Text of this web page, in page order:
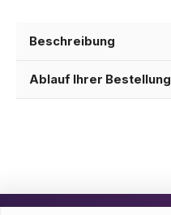
Beschreibung
Ablauf Ihrer Bestellung